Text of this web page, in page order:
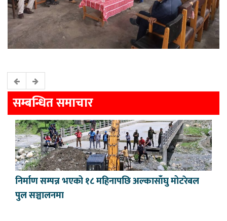
सम्बन्धित समाचार
निर्माण सम्पन्न भएको १८ महिनापछि अल्कासाँघु मोटरेबल
पुल सञ्चालनमा